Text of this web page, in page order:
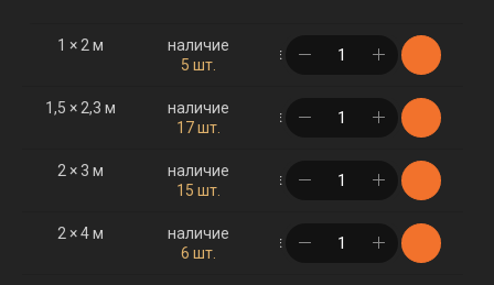
1 × 2 м
наличие
5 шт.
в корзине
1,5 × 2,3 м
наличие
17 шт.
в корзине
2 × 3 м
наличие
15 шт.
в корзине
2 × 4 м
наличие
6 шт.
в корзине